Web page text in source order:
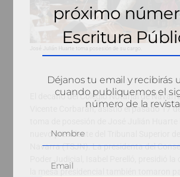
José Julián Huarte toma posesión de su cargo.
El decano del Colegio Notarial de
Vicente Corbarán, asistió el pasado 17
nuevo presidente del Tribunal Superior
Navarra (TSJN). La presidenta del
la mesa presidencial también tomaron
próximo
Escritura
Déjanos tu email y recibirás
cuando publiquemos el
número de la